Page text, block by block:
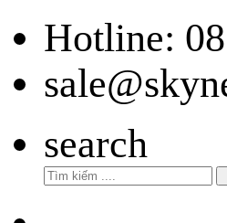
Hotline:
search